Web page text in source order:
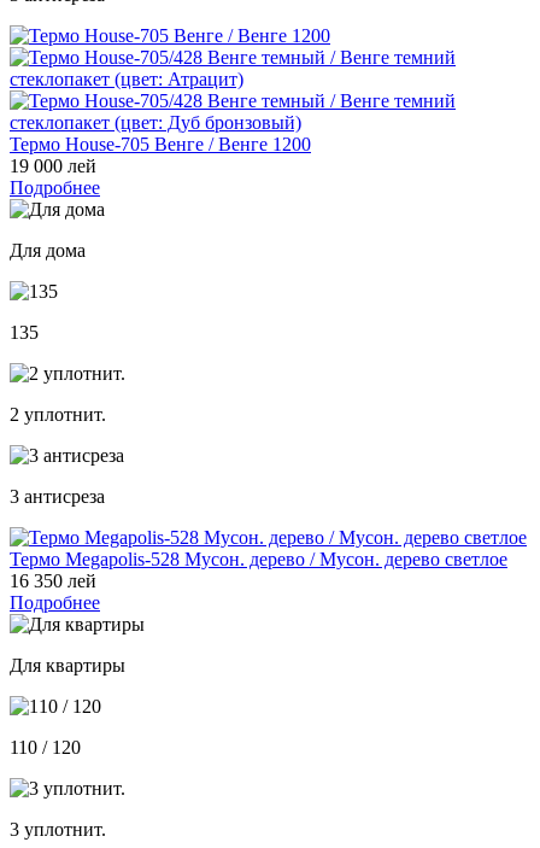
Термо House-705 Венге / Венге 1200
19 000 лей
Подробнее
Для дома
135
2 уплотнит.
3 антисреза
Термо Megapolis-528 Мусон. дерево / Мусон. дерево светлое
16 350 лей
Подробнее
Для квартиры
110 / 120
3 уплотнит.